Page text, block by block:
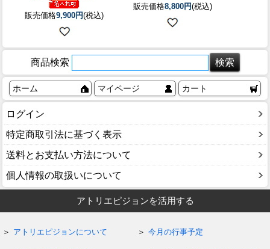
販売価格9,900円(税込)
販売価格8,800円(税込)
商品検索
ホーム マイページ カート
ログイン
特定商取引法に基づく表示
送料とお支払い方法について
個人情報の取扱いについて
アトリエピジョンを活用する
アトリエピジョンについて 今月の行事予定